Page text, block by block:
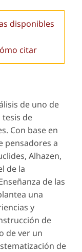
disponibles
citar
de uno de
de
Con base en
pensadores a
Alhazen,
de la
de las
una
y
de
de ver un
de